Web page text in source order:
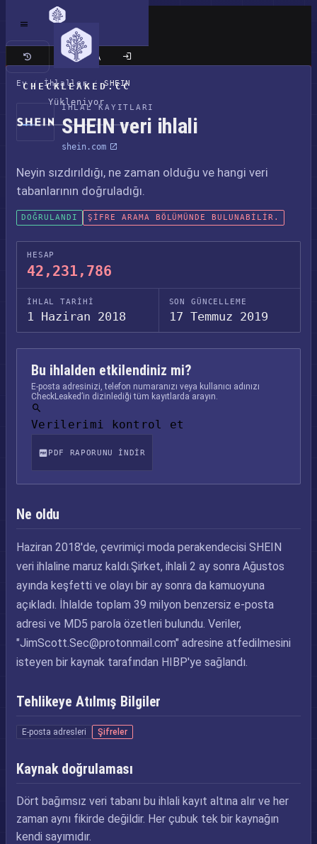
CHECKLEAKED.CC
Yükleniyor
Klasik site
Ev / İhlaller / SHEIN
İHLAL KAYITLARI
SHEIN veri ihlali
shein.com
Neyin sızdırıldığı, ne zaman olduğu ve hangi veri
tabanlarının doğruladığı.
DOĞRULANDI ŞIFRE ARAMA BÖLÜMÜNDE BULUNABILIR.
HESAP
42,231,786
İHLAL TARIHI
1 Haziran 2018
SON GÜNCELLEME
17 Temmuz 2019
Bu ihlalden etkilendiniz mi?
E-posta adresinizi, telefon numaranızı veya kullanıcı adınızı
CheckLeaked’in dizinlediği tüm kayıtlarda arayın.
Verilerimi kontrol et
PDF RAPORUNU INDIR
Ne oldu
Haziran 2018'de, çevrimiçi moda perakendecisi SHEIN
veri ihlaline maruz kaldı.Şirket, ihlali 2 ay sonra Ağustos
ayında keşfetti ve olayı bir ay sonra da kamuoyuna
açıkladı. İhlalde toplam 39 milyon benzersiz e-posta
adresi ve MD5 parola özetleri bulundu. Veriler,
"JimScott.Sec@protonmail.com" adresine atfedilmesini
isteyen bir kaynak tarafından HIBP'ye sağlandı.
Tehlikeye Atılmış Bilgiler
E-posta adresleri Şifreler
Kaynak doğrulaması
Dört bağımsız veri tabanı bu ihlali kayıt altına alır ve her
zaman aynı fikirde değildir. Her çubuk tek bir kaynağın
kendi sayımıdır.